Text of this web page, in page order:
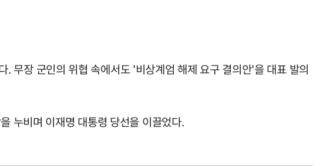
무장 군인의 위협 속에서도 '비상계엄 해제 요구 결의안'을 대표 발의
누비며 이재명 대통령 당선을 이끌었다.